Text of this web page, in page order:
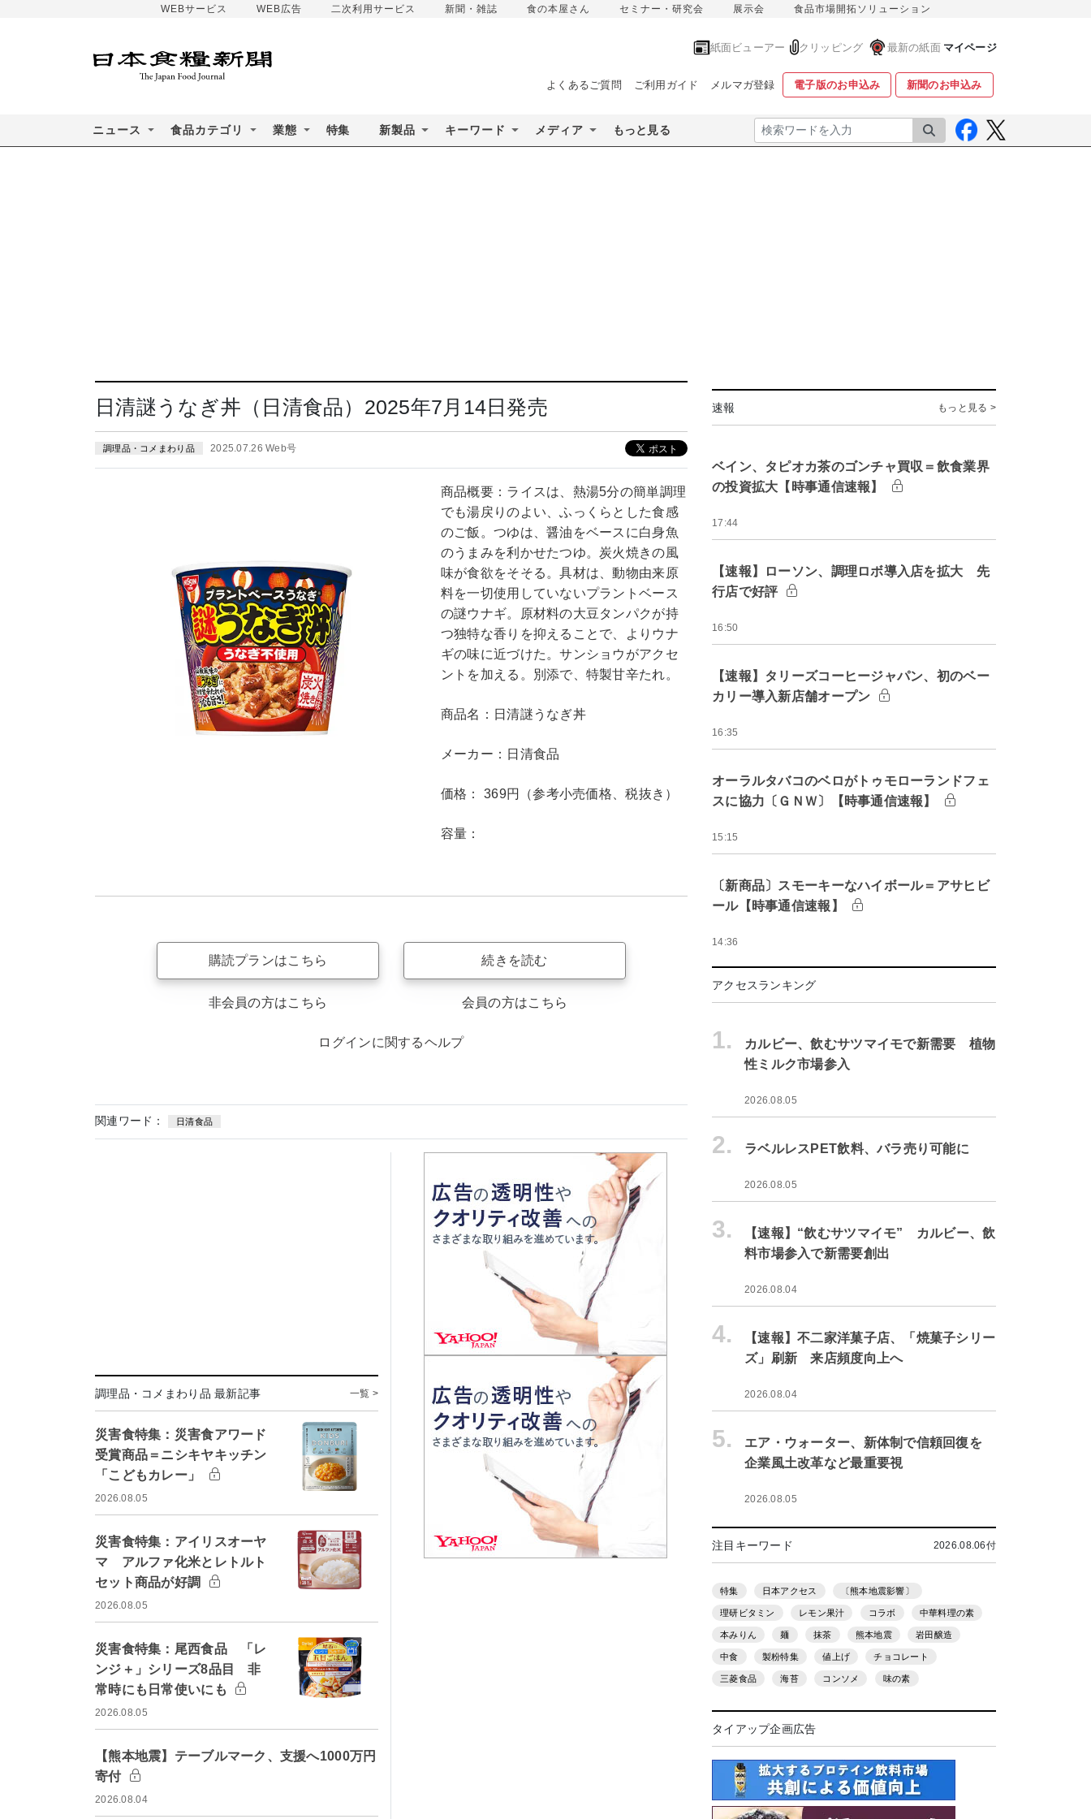
WEBサービス WEB広告 二次利用サービス 新聞・雑誌 食の本屋さん セミナー・研究会 展示会 食品市場開拓ソリューション
紙面ビューアー クリッピング 最新の紙面 マイページ
よくあるご質問 ご利用ガイド メルマガ登録 電子版のお申込み 新聞のお申込み
ニュース 食品カテゴリ 業態 特集 新製品 キーワード メディア もっと見る 検索
日清謎うなぎ丼（日清食品）2025年7月14日発売
調理品・コメまわり品 2025.07.26 Web号
商品概要：ライスは、熱湯5分の簡単調理
でも湯戻りのよい、ふっくらとした食感
のご飯。つゆは、醤油をベースに白身魚
のうまみを利かせたつゆ。炭火焼きの風
味が食欲をそそる。具材は、動物由来原
料を一切使用していないプラントベース
の謎ウナギ。原材料の大豆タンパクが持
つ独特な香りを抑えることで、よりウナ
ギの味に近づけた。サンショウがアクセ
ントを加える。別添で、特製甘辛たれ。
商品名：日清謎うなぎ丼
メーカー：日清食品
価格： 369円（参考小売価格、税抜き）
容量：
購読プランはこちら
非会員の方はこちら
続きを読む
会員の方はこちら
ログインに関するヘルプ
関連ワード： 日清食品
調理品・コメまわり品 最新記事 一覧 >
災害食特集：災害食アワード
受賞商品＝ニシキヤキッチン
「こどもカレー」
2026.08.05
災害食特集：アイリスオーヤ
マ アルファ化米とレトルト
セット商品が好調
2026.08.05
災害食特集：尾西食品 「レ
ンジ＋」シリーズ8品目 非
常時にも日常使いにも
2026.08.05
【熊本地震】テーブルマーク、支援へ1000万円
寄付
2026.08.04
速報 もっと見る >
ベイン、タピオカ茶のゴンチャ買収＝飲食業界
の投資拡大【時事通信速報】
17:44
【速報】ローソン、調理ロボ導入店を拡大 先
行店で好評
16:50
【速報】タリーズコーヒージャパン、初のベー
カリー導入新店舗オープン
16:35
オーラルタバコのベロがトゥモローランドフェ
スに協力〔ＧＮＷ〕【時事通信速報】
15:15
〔新商品〕スモーキーなハイボール＝アサヒビ
ール【時事通信速報】
14:36
アクセスランキング
1.
カルビー、飲むサツマイモで新需要 植物
性ミルク市場参入
2026.08.05
2. ラベルレスPET飲料、バラ売り可能に
2026.08.05
3.
【速報】“飲むサツマイモ” カルビー、飲
料市場参入で新需要創出
2026.08.04
4.
【速報】不二家洋菓子店、「焼菓子シリー
ズ」刷新 来店頻度向上へ
2026.08.04
5.
エア・ウォーター、新体制で信頼回復を
企業風土改革など最重要視
2026.08.05
注目キーワード 2026.08.06付
特集 日本アクセス 〔熊本地震影響〕
理研ビタミン レモン果汁 コラボ 中華料理の素
本みりん 麺 抹茶 熊本地震 岩田醸造
中食 製粉特集 値上げ チョコレート
三菱食品 海苔 コンソメ 味の素
タイアップ企画広告